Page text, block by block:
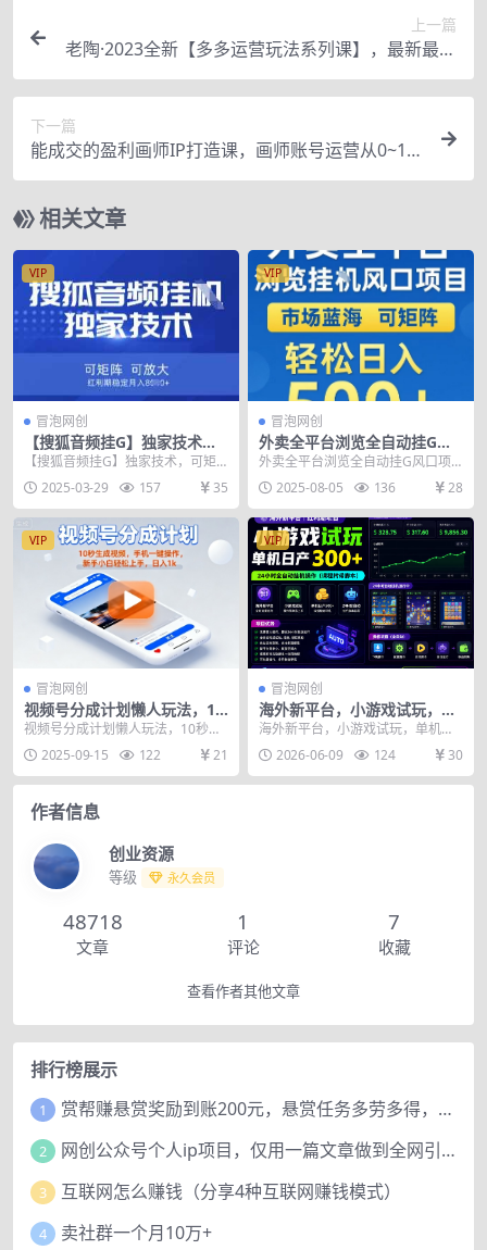
上一篇
老陶·2023全新【多多运营玩法系列课】，最新最全
的运营玩法实操教程
下一篇
能成交的盈利画师IP打造课，画师账号运营从0~1，
让接单不再被动，让成交掌握在画师自己手里
相关文章
VIP
冒泡网创
【搜狐音频挂G】独家技术，
可矩阵可放大，红利期稳定月
入8k【揭秘】
【搜狐音频挂G】独家技术，可矩
阵可放大，红利期稳定月入8k【揭
秘】 项目揭秘，项...
2025-03-29 157 35
VIP
冒泡网创
外卖全平台浏览全自动挂G风
口项目，市场蓝海，可矩阵，
轻松日入5张+【揭秘】
外卖全平台浏览全自动挂G风口项
目，市场蓝海，可矩阵，轻松日入5
张+【揭秘】 项目...
2025-08-05 136 28
VIP
冒泡网创
视频号分成计划懒人玩法，10
秒生成视频，手机一键操作，
【揭秘】
视频号分成计划懒人玩法，10秒生
成视频，手机一键操作，新手小白
轻松上手，日入1K...
2025-09-15 122 21
VIP
冒泡网创
海外新平台，小游戏试玩，单
机日产300+，24小时全自动挂
秘】
海外新平台，小游戏试玩，单机日
产300+，24小时全自动挂G操作
（课程附带脚本）...
2026-06-09 124 30
作者信息
创业资源
等级 永久会员
48718
文章
1
评论
7
收藏
查看作者其他文章
排行榜展示
1 赏帮赚悬赏奖励到账200元，悬赏任务多劳多得，人人可做。
2 网创公众号个人ip项目，仅用一篇文章做到全网引流！
3 互联网怎么赚钱（分享4种互联网赚钱模式）
4 卖社群一个月10万+